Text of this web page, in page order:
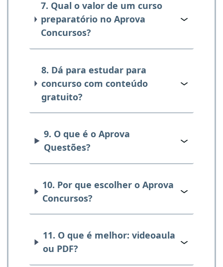
7. Qual o valor de um curso
preparatório no Aprova
Concursos?
8. Dá para estudar para
concurso com conteúdo
gratuito?
9. O que é o Aprova
Questões?
10. Por que escolher o Aprova
Concursos?
11. O que é melhor: videoaula
ou PDF?